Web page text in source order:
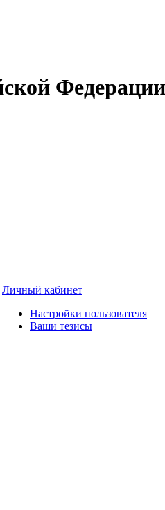
Личный кабинет
Настройки пользователя
Ваши тезисы